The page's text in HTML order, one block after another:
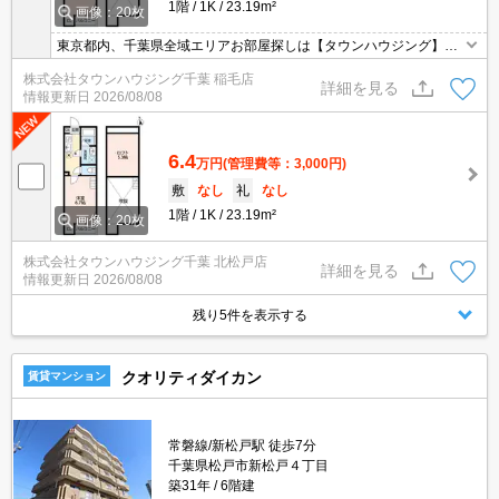
画像：20枚 1階 1K 23.19m²
東京都内、千葉県全域エリアお部屋探しは【タウンハウジング】に
お任せください！オンラインでご相談・ご見学・ご契約お手続きも
ご対応可能です。
株式会社タウンハウジング千葉 稲毛店
情報更新日 2026/08/08
詳細を見る
画像：20枚
6.4万円(管理費等：3,000円)
敷
なし 礼
なし
1階
1K 23.19m²
株式会社タウンハウジング千葉 北松戸店
情報更新日 2026/08/08
詳細を見る
残り5件を表示する
賃貸マンション クオリティダイカン
常磐線/新松戸駅 徒歩7分
千葉県松戸市新松戸４丁目
築31年
6階建